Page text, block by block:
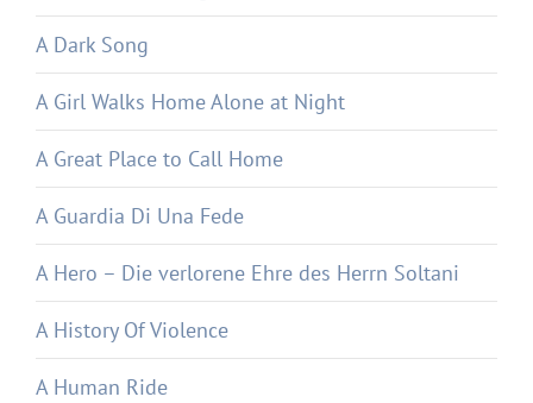
A Dark Song
A Girl Walks Home Alone at Night
A Great Place to Call Home
A Guardia Di Una Fede
A Hero – Die verlorene Ehre des Herrn Soltani
A History Of Violence
A Human Ride